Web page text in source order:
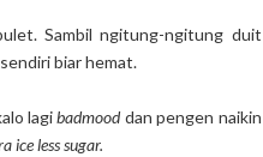
Sambil ngitung-ngitung duit
biar hemat.
lagibadmooddan pengen naikin
ice less sugar.